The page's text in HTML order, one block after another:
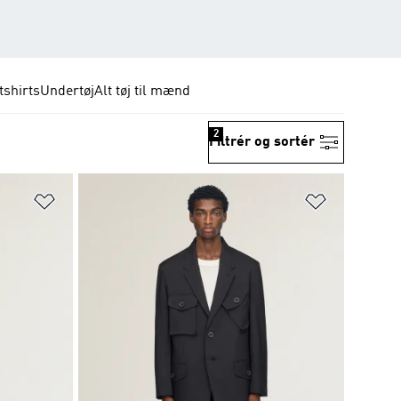
UndertøjAlt tøj til mænd
Filtrér og sortér
2